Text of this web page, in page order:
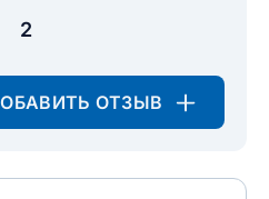
2
ОТЗЫВ